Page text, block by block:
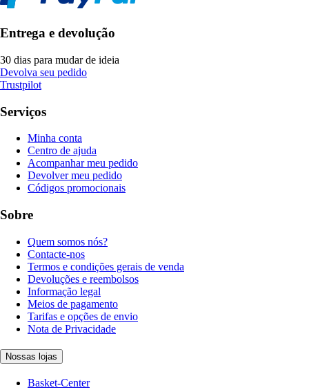
Entrega e devolução
30 dias para mudar de ideia
Devolva seu pedido
Trustpilot
Serviços
Minha conta
Centro de ajuda
Acompanhar meu pedido
Devolver meu pedido
Códigos promocionais
Sobre
Quem somos nós?
Contacte-nos
Termos e condições gerais de venda
Devoluções e reembolsos
Informação legal
Meios de pagamento
Tarifas e opções de envio
Nota de Privacidade
Nossas lojas
Basket-Center